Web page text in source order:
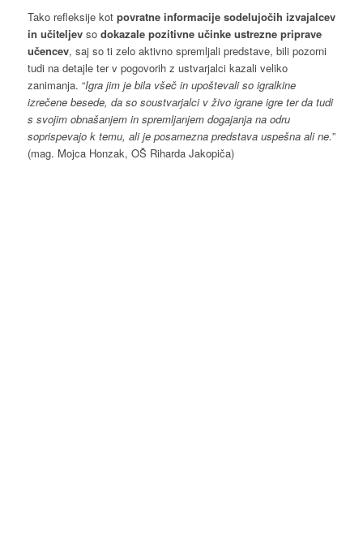
Tako refleksije kot povratne informacije sodelujočih izvajalcev
in učiteljevso dokazale pozitivne učinke ustrezne priprave
učencev, saj so ti zelo aktivno spremljali predstave, bili pozorni
tudi na detajle ter v pogovorih z ustvarjalci kazali veliko
zanimanja. “Igra jim je bila všeč in upoštevali so igralkine
izrečene besede, da so soustvarjalci v živo igrane igre ter da tudi
s svojim obnašanjem in spremljanjem dogajanja na odru
soprispevajo k temu, ali je posamezna predstava uspešna ali ne.”
(mag. Mojca Honzak, OŠ Riharda Jakopiča)